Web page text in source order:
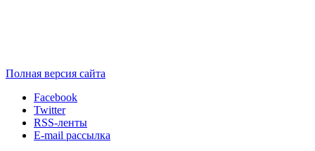
Полная версия сайта
Facebook
Twitter
RSS-ленты
E-mail рассылка